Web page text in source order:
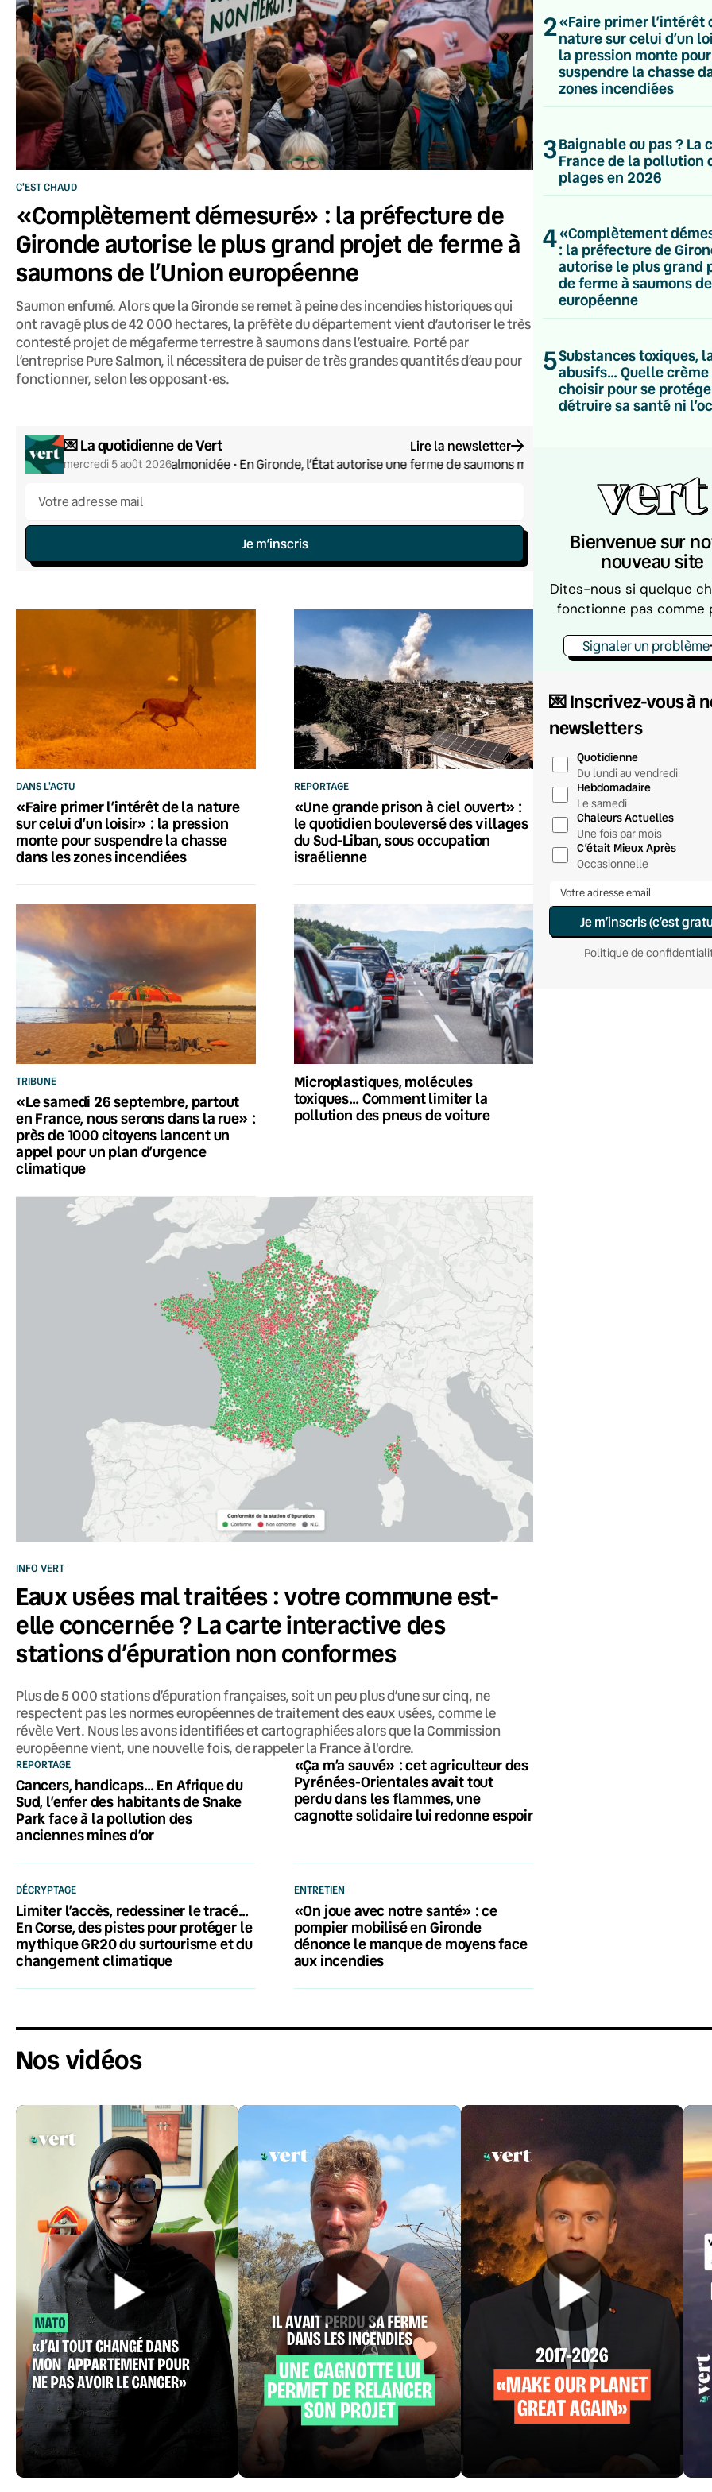
C'EST CHAUD
«Complètement démesuré» : la préfecture de
Gironde autorise le plus grand projet de ferme à
saumons de l’Union européenne
Saumon enfumé. Alors que la Gironde se remet à peine des incendies historiques qui
ont ravagé plus de 42 000 hectares, la préfète du département vient d’autoriser le très
contesté projet de mégaferme terrestre à saumons dans l’estuaire. Porté par
l’entreprise Pure Salmon, il nécessitera de puiser de très grandes quantités d’eau pour
fonctionner, selon les opposant·es.
💌 La quotidienne de Vert Lire la newsletter
mercredi 5 août 2026
Drôle de salmonidée • En Gironde, l’État autorise une ferme de saumons monumentale, un projet qui pêche
Je m’inscris
DANS L'ACTU
«Faire primer l’intérêt de la nature
sur celui d’un loisir» : la pression
monte pour suspendre la chasse
dans les zones incendiées
REPORTAGE
«Une grande prison à ciel ouvert» :
le quotidien bouleversé des villages
du Sud-Liban, sous occupation
israélienne
TRIBUNE
«Le samedi 26 septembre, partout
en France, nous serons dans la rue» :
près de 1000 citoyens lancent un
appel pour un plan d’urgence
climatique
Microplastiques, molécules
toxiques… Comment limiter la
pollution des pneus de voiture
INFO VERT
Eaux usées mal traitées : votre commune est-
elle concernée ? La carte interactive des
stations d’épuration non conformes
Plus de 5 000 stations d’épuration françaises, soit un peu plus d’une sur cinq, ne
respectent pas les normes européennes de traitement des eaux usées, comme le
révèle Vert. Nous les avons identifiées et cartographiées alors que la Commission
européenne vient, une nouvelle fois, de rappeler la France à l'ordre.
REPORTAGE
Cancers, handicaps… En Afrique du
Sud, l’enfer des habitants de Snake
Park face à la pollution des
anciennes mines d’or
«Ça m’a sauvé» : cet agriculteur des
Pyrénées-Orientales avait tout
perdu dans les flammes, une
cagnotte solidaire lui redonne espoir
DÉCRYPTAGE
Limiter l’accès, redessiner le tracé…
En Corse, des pistes pour protéger le
mythique GR20 du surtourisme et du
changement climatique
ENTRETIEN
«On joue avec notre santé» : ce
pompier mobilisé en Gironde
dénonce le manque de moyens face
aux incendies
2«Faire primer l’intérêt
nature sur celui d’un
la pression monte pour
suspendre la chasse
zones incendiées
3Baignable ou pas ? La
France de la pollution
plages en 2026
4«Complètement
: la préfecture de
autorise le plus grand
de ferme à saumons
européenne
5Substances toxiques,
abusifs… Quelle
choisir pour se
détruire sa santé ni
Bienvenue sur
nouveau site
Dites-nous si quelque
fonctionne pas comme
Signaler un problème
💌 Inscrivez-vous à
newsletters
Quotidienne
Du lundi au vendredi
Hebdomadaire
Le samedi
Chaleurs Actuelles
Une fois par mois
C’était Mieux Après
Occasionnelle
Je m’inscris (c’est
Politique de
Nos vidéos